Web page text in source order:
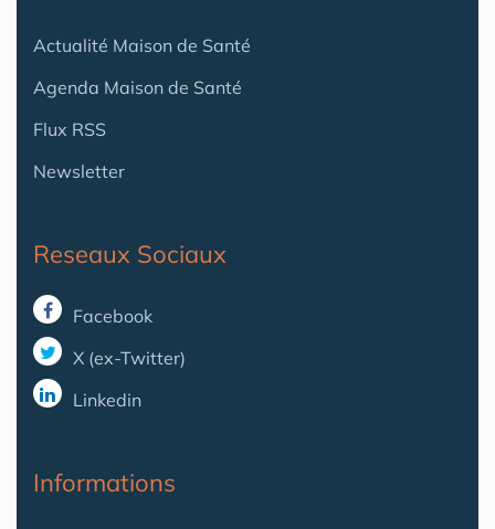
Actualité Maison de Santé
Agenda Maison de Santé
Flux RSS
Newsletter
Reseaux Sociaux
Facebook
X (ex-Twitter)
Linkedin
Informations